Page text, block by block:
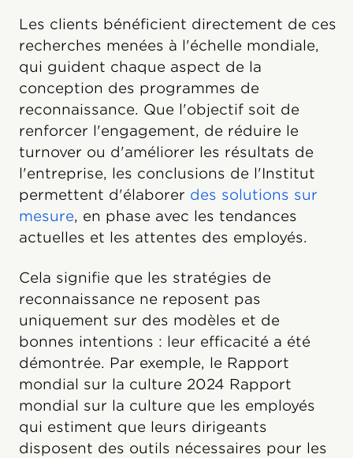
Les clients bénéficient directement de ces
recherches menées à l'échelle mondiale,
qui guident chaque aspect de la
conception des programmes de
reconnaissance. Que l'objectif soit de
renforcer l'engagement, de réduire le
turnover ou d'améliorer les résultats de
l'entreprise, les conclusions de l'Institut
permettent d'élaborer des solutions sur
mesure, en phase avec les tendances
actuelles et les attentes des employés.
Cela signifie que les stratégies de
reconnaissance ne reposent pas
uniquement sur des modèles et de
bonnes intentions : leur efficacité a été
démontrée. Par exemple, le Rapport
mondial sur la culture 2024 Rapport
mondial sur la culture que les employés
qui estiment que leurs dirigeants
disposent des outils nécessaires pour les